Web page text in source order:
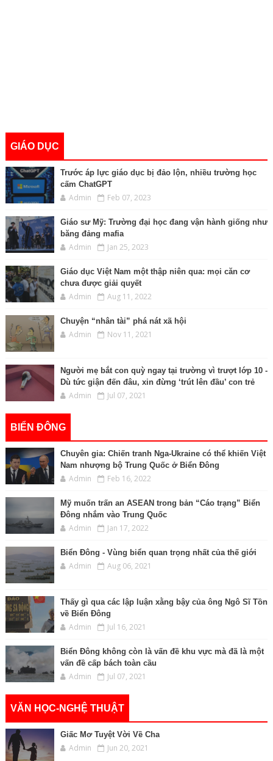
GIÁO DỤC
Trước áp lực giáo dục bị đảo lộn, nhiều trường học
cấm ChatGPT
Admin Feb 07, 2023
Giáo sư Mỹ: Trường đại học đang vận hành giống như
băng đảng mafia
Admin Jan 25, 2023
Giáo dục Việt Nam một thập niên qua: mọi căn cơ
chưa được giải quyết
Admin Aug 11, 2022
Chuyện “nhân tài” phá nát xã hội
Admin Nov 11, 2021
Người mẹ bắt con quỳ ngay tại trường vì trượt lớp 10 -
Dù tức giận đến đâu, xin đừng ‘trút lên đầu’ con trẻ
Admin Jul 07, 2021
BIỂN ĐÔNG
Chuyên gia: Chiến tranh Nga-Ukraine có thể khiến Việt
Nam nhượng bộ Trung Quốc ở Biển Đông
Admin Feb 16, 2022
Mỹ muốn trấn an ASEAN trong bản “Cáo trạng” Biển
Đông nhắm vào Trung Quốc
Admin Jan 17, 2022
Biển Đông - Vùng biển quan trọng nhất của thế giới
Admin Aug 06, 2021
Thấy gì qua các lập luận xằng bậy của ông Ngô Sĩ Tồn
về Biển Đông
Admin Jul 16, 2021
Biển Đông không còn là vấn đề khu vực mà đã là một
vấn đề cấp bách toàn cầu
Admin Jul 07, 2021
VĂN HỌC-NGHỆ THUẬT
Giấc Mơ Tuyệt Vời Về Cha
Admin Jun 20, 2021